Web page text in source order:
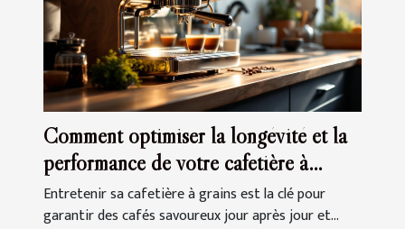
Comment optimiser la longévité et la
performance de votre cafetière à
grains ?
Entretenir sa cafetière à grains est la clé pour
garantir des cafés savoureux jour après jour et...